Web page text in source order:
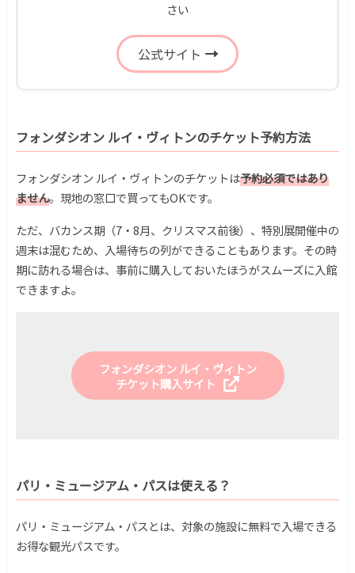
さい
公式サイト
フォンダシオン ルイ・ヴィトンのチケット予約方法
フォンダシオン ルイ・ヴィトンのチケットは予約必須ではあり
ません。現地の窓口で買ってもOKです。
ただ、バカンス期（7・8月、クリスマス前後）、特別展開催中の
週末は混むため、入場待ちの列ができることもあります。その時
期に訪れる場合は、事前に購入しておいたほうがスムーズに入館
できますよ。
フォンダシオン ルイ・ヴィトン
チケット購入サイト
パリ・ミュージアム・パスは使える？
パリ・ミュージアム・パスとは、対象の施設に無料で入場できる
お得な観光パスです。